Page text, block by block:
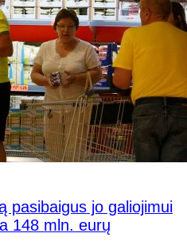
pasibaigus jo galiojimui
148 mln. eurų